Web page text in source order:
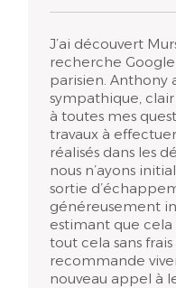
J’ai découvert
recherche
parisien.
sympathique,
à toutes mes
travaux à
réalisés dans les
nous n’ayons
sortie
généreusement
estimant que
tout cela sans
recommande
nouveau appel à